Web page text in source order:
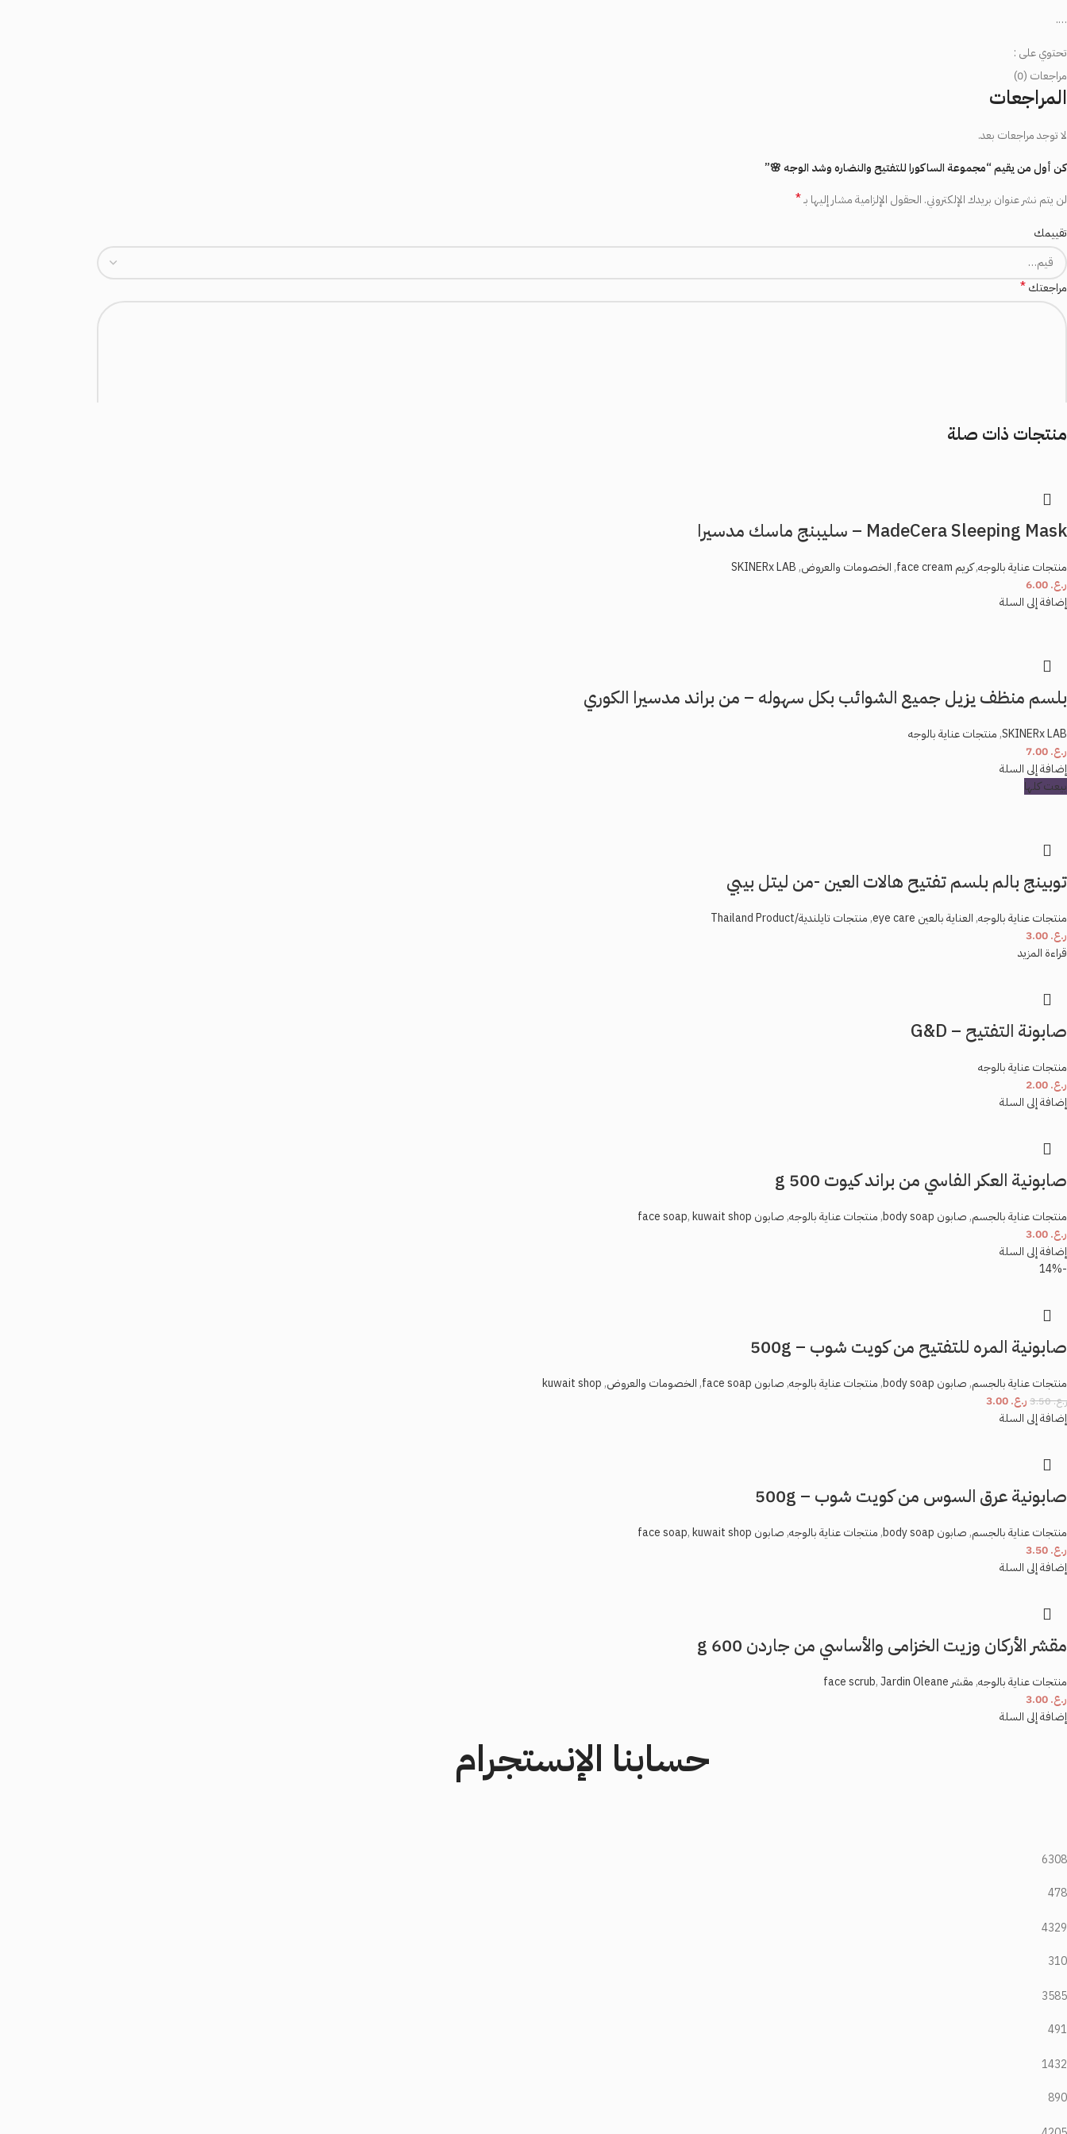
….
تحتوي على :
النياسيناميد ✨
معالجة خطوط التجاعيد ✨
تغذي البشرة وترطبها 💧
تشد البشرة ✨
مراجعات (0)
المراجعات
لا توجد مراجعات بعد.
كن أول من يقيم “مجموعة الساكورا للتفتيح والنضاره وشد الوجه 🌸”
لن يتم نشر عنوان بريدك الإلكتروني. الحقول الإلزامية مشار إليها بـ*
تقييمك
مراجعتك*
منتجات ذات صلة
MadeCera Sleeping Mask – سليبنج ماسك مدسيرا
منتجات عناية بالوجه,كريم face cream , الخصومات والعروض,
SKINERx LAB
ر.ع.
إضافة إلى السلة
بلسم منظف يزيل جميع الشوائب بكل سهوله – من براند مدسيرا الكوري
SKINERx LAB
, منتجات عناية بالوجه
ر.ع.
إضافة إلى السلة
بيعت كلها
توبينج بالم بلسم تفتيح هالات العين -من ليتل بيبي
منتجات عناية بالوجه, العناية بالعين eye care , منتجات تايلندية/Thailand Product
ر.ع.
قراءة المزيد
صابونة التفتيح – G&D
منتجات عناية بالوجه
ر.ع.
إضافة إلى السلة
صابونية العكر الفاسي من براند كيوت 500 g
منتجات عناية بالجسم, صابون body soap , منتجات عناية بالوجه, صابون face soap ,kuwait shop
ر.ع.
إضافة إلى السلة
-14%
صابونية المره للتفتيح من كويت شوب – 500g
منتجات عناية بالجسم, صابون body soap , منتجات عناية بالوجه, صابون face soap , الخصومات والعروض,
kuwait shop
ر.ع.3.50 ر.ع.
إضافة إلى السلة
صابونية عرق السوس من كويت شوب – 500g
منتجات عناية بالجسم, صابون body soap , منتجات عناية بالوجه, صابون face soap ,kuwait shop
ر.ع.
إضافة إلى السلة
مقشر الأركان وزيت الخزامى والأساسي من جاردن 600 g
منتجات عناية بالوجه, مقشر face scrub ,Jardin Oleane
ر.ع.
إضافة إلى السلة
حسابنا الإنستجرام
6308
478
4329
310
3585
491
1432
890